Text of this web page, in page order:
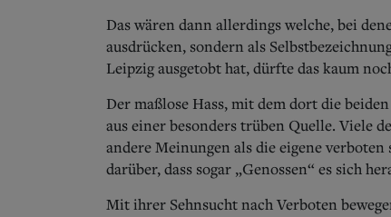
Das wären dann allerdings welche, bei
ausdrücken, sondern als
Leipzig ausgetobt hat, dürfte das kaum
Der maßlose Hass, mit dem dort die
aus einer besonders trüben Quelle. Viele
andere Meinungen als die eigene
darüber, dass sogar „Genossen“ es sich
Mit ihrer Sehnsucht nach Verboten